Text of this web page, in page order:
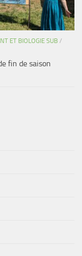
ET BIOLOGIE SUB/
fin de saison